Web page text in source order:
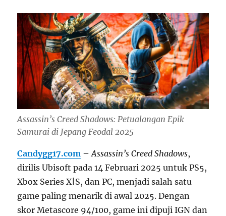
Assassin’s Creed Shadows: Petualangan Epik
Samurai di Jepang Feodal 2025
Candygg17.com –Assassin’s Creed Shadows,
dirilis Ubisoft pada 14 Februari 2025 untuk PS5,
Xbox Series X|S, dan PC, menjadi salah satu
game paling menarik di awal 2025. Dengan
skor Metascore 94/100, game ini dipuji IGN dan